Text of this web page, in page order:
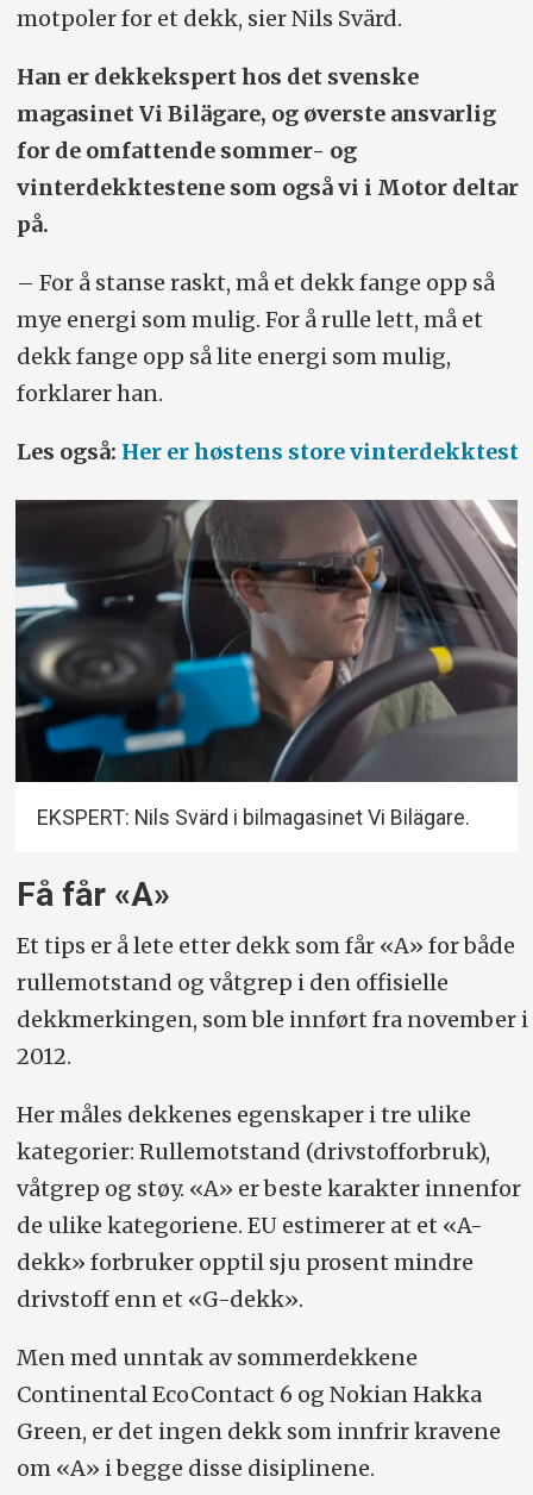
motpoler for et dekk, sier Nils Svärd.
Han er dekkekspert hos det svenske
magasinet Vi Bilägare, og øverste ansvarlig
for de omfattende sommer- og
vinterdekktestene som også vi i Motor deltar
på.
– For å stanse raskt, må et dekk fange opp så
mye energi som mulig. For å rulle lett, må et
dekk fange opp så lite energi som mulig,
forklarer han.
Les også: Her er høstens store vinterdekktest
EKSPERT: Nils Svärd i bilmagasinet Vi Bilägare.
Få får «A»
Et tips er å lete etter dekk som får «A» for både
rullemotstand og våtgrep i den offisielle
dekkmerkingen, som ble innført fra november i
2012.
Her måles dekkenes egenskaper i tre ulike
kategorier: Rullemotstand (drivstofforbruk),
våtgrep og støy. «A» er beste karakter innenfor
de ulike kategoriene. EU estimerer at et «A-
dekk» forbruker opptil sju prosent mindre
drivstoff enn et «G-dekk».
Men med unntak av sommerdekkene
Continental EcoContact 6 og Nokian Hakka
Green, er det ingen dekk som innfrir kravene
om «A» i begge disse disiplinene.